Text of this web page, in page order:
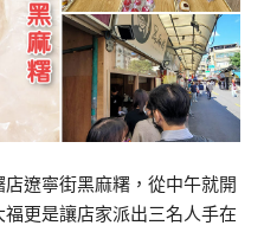
遼寧街黑麻糬，從中午就開
更是讓店家派出三名人手在